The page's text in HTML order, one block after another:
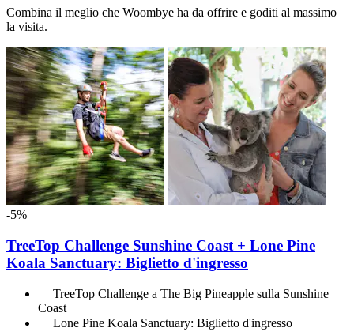
Combina il meglio che Woombye ha da offrire e goditi al massimo
la visita.
-5%
TreeTop Challenge Sunshine Coast + Lone Pine
Koala Sanctuary: Biglietto d'ingresso
TreeTop Challenge a The Big Pineapple sulla Sunshine
Coast
Lone Pine Koala Sanctuary: Biglietto d'ingresso